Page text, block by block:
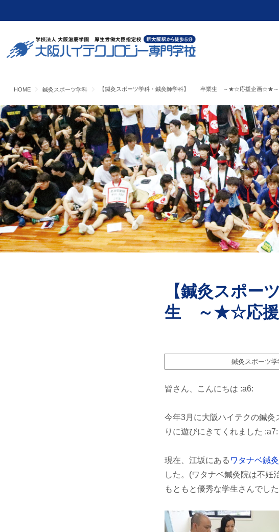
HOME 鍼灸スポーツ学科 【鍼灸スポーツ学科・鍼灸師学科】 卒業生 ～★☆応援企画☆★～
【鍼灸スポ
生 ～★☆応
鍼灸スポーツ
皆さん、こんにちは :a6:
今年3月に大阪ハイテクの鍼
りに遊びにきてくれました :a7:
現在、江坂にある ワタナベ鍼
した。(ワタナベ鍼灸院は不妊
もともと優秀な学生さんでし